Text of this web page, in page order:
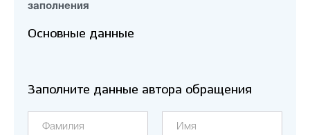
заполнения
Основные данные
Заполните данные автора обращения